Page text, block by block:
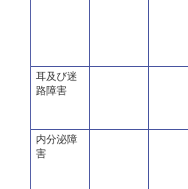
耳及び迷
路障害
内分泌障
害